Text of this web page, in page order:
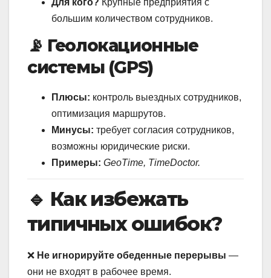
Для кого? Крупные предприятия с
большим количеством сотрудников.
📡 Геолокационные
системы (GPS)
Плюсы: контроль выездных сотрудников,
оптимизация маршрутов.
Минусы: требует согласия сотрудников,
возможны юридические риски.
Примеры: GeoTime, TimeDoctor.
🔹 Как избежать
типичных ошибок?
❌ Не игнорируйте обеденные перерывы —
они не входят в рабочее время.